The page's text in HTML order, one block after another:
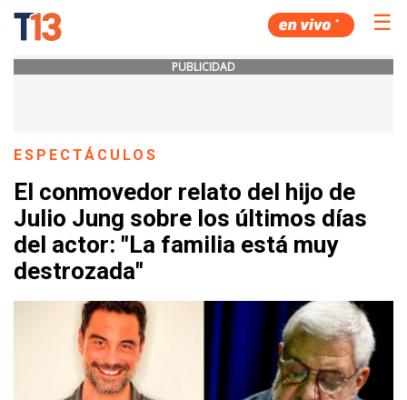
☰
PUBLICIDAD
ESPECTÁCULOS
El conmovedor relato del hijo de
Julio Jung sobre los últimos días
del actor: "La familia está muy
destrozada"